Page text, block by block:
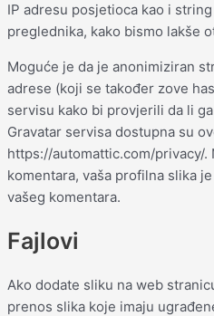
IP adresu posjetioca kao i
preglednika, kako bismo lakše
Moguće je da je anonimiziran
adrese (koji se također zove
servisu kako bi provjerili da li
Gravatar servisa dostupna su
https://automattic.com/privacy/.
komentara, vaša profilna slika
vašeg komentara.
Fajlovi
Ako dodate sliku na web
prenos slika koje imaju